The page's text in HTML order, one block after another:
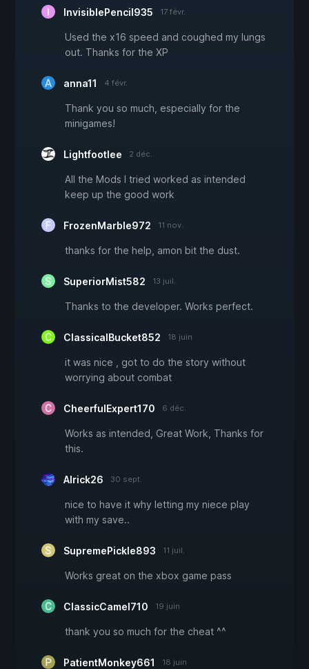
InvisiblePencil935 17 févr.
Used the x16 speed and coughed my lungs
out. Thanks for the XP
anna11 4 févr.
Thank you so much, especially for the
minigames!
Lightfootlee 2 déc.
All the Mods I tried worked as intended
keep up the good work
FrozenMarble972 11 nov.
thanks for the help, amon bit the dust.
SuperiorMist582 13 juil.
Thanks to the developer. Works perfect.
ClassicalBucket852 18 juin
it was nice , got to do the story without
worrying about combat
CheerfulExpert170 6 déc.
Works as intended, Great Work, Thanks for
this.
Alrick26 30 sept.
nice to have it why letting my niece play
with my save..
SupremePickle893 11 juil.
Works great on the xbox game pass
ClassicCamel710 19 juin
thank you so much for the cheat ^^
PatientMonkey661 18 juin